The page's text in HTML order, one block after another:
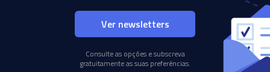
Ver newsletters
Consulte as opções e subscreva
gratuitamente as suas preferências.